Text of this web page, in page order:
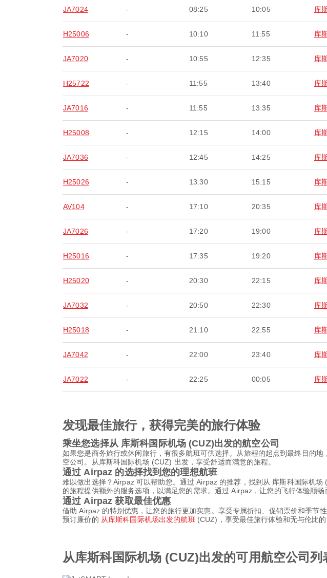
JA7024 - 08:25 10:05 库
H25006 - 10:10 11:55 库
JA7020 - 10:55 12:35 库
H25722 - 11:55 13:40 库
JA7016 - 11:55 13:35 库
H25008 - 12:15 14:00 库
JA7036 - 12:45 14:25 库
H25026 - 13:30 15:15 库
AV104 - 17:10 20:35 库
JA7026 - 17:20 19:00 库
H25016 - 17:35 19:20 库
H25020 - 20:30 22:15 库
JA7032 - 20:50 22:30 库
H25018 - 21:10 22:55 库
JA7042 - 22:00 23:40 库
JA7022 - 22:25 00:05 库
发现最佳旅行，获得完美的旅行体验
乘坐您选择从 库斯科国际机场 (CUZ)出发的航空公司
如果您是商务旅行或休闲旅行，有很多航班可供选择。从旅程的起点到最终目的
空公司。从库斯科国际机场 (CUZ) 出发，享受舒适而满意的旅程。
通过 Airpaz 的选择找到您的理想航班
难以做出选择？Airpaz 可以帮助您。通过 Airpaz 的推荐，找到从 库斯科国际机
的旅程提供额外的服务选项，以满足您的需求。通过 Airpaz，让您的飞行体验顺畅
通过 Airpaz 获取最佳优惠
借助 Airpaz 的特别优惠，让您的旅行更加实惠。享受专属折扣、促销票价和季节
预订廉价的 从库斯科国际机场出发的航班 (CUZ)，享受最佳旅行体验和无与伦比的
从库斯科国际机场 (CUZ)出发的可用航空公司列